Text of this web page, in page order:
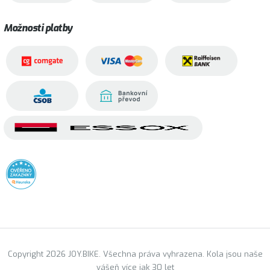
Možnosti platby
Copyright 2026 JOY.BIKE. Všechna práva vyhrazena. Kola jsou naše
vášeň více jak 30 let